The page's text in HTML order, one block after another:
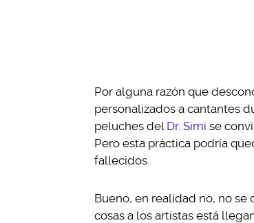
Por alguna razón que
personalizados a cantantes
peluches del Dr. Simi se
Pero esta práctica podría
fallecidos.
Bueno, en realidad no, no
cosas a los artistas está